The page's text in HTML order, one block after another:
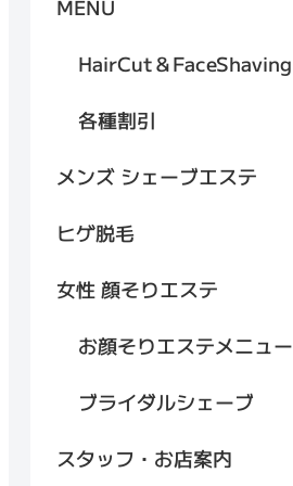
MENU
HairCut＆FaceShaving
各種割引
メンズ シェーブエステ
ヒゲ脱毛
女性 顔そりエステ
お顔そりエステメニュー
ブライダルシェーブ
スタッフ・お店案内